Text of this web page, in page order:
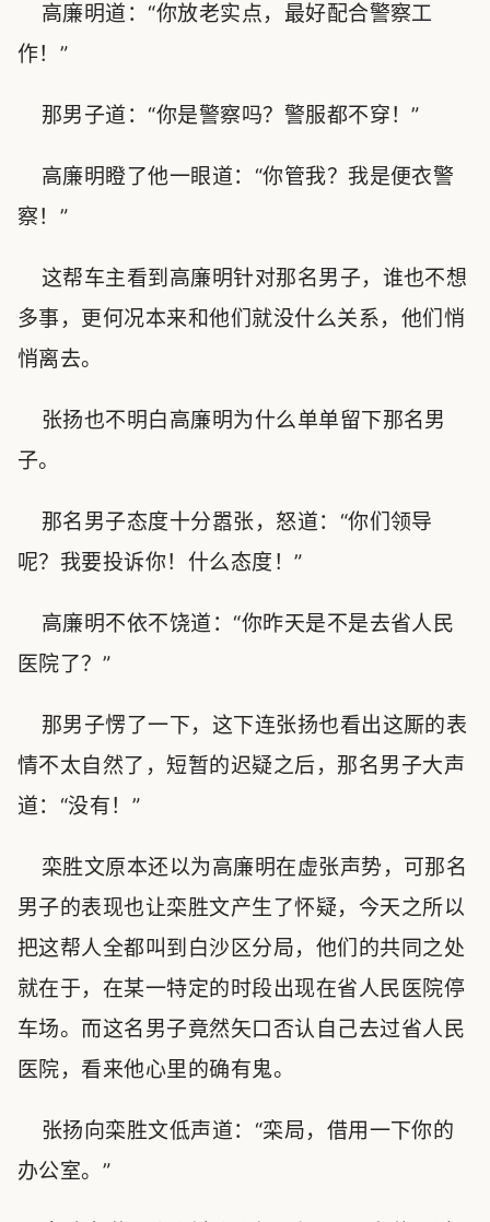
高廉明道：“你放老实点，最好配合警察工
作！”
那男子道：“你是警察吗？警服都不穿！”
高廉明瞪了他一眼道：“你管我？我是便衣警
察！”
这帮车主看到高廉明针对那名男子，谁也不想
多事，更何况本来和他们就没什么关系，他们悄
悄离去。
张扬也不明白高廉明为什么单单留下那名男
子。
那名男子态度十分嚣张，怒道：“你们领导
呢？我要投诉你！什么态度！”
高廉明不依不饶道：“你昨天是不是去省人民
医院了？”
那男子愣了一下，这下连张扬也看出这厮的表
情不太自然了，短暂的迟疑之后，那名男子大声
道：“没有！”
栾胜文原本还以为高廉明在虚张声势，可那名
男子的表现也让栾胜文产生了怀疑，今天之所以
把这帮人全都叫到白沙区分局，他们的共同之处
就在于，在某一特定的时段出现在省人民医院停
车场。而这名男子竟然矢口否认自己去过省人民
医院，看来他心里的确有鬼。
张扬向栾胜文低声道：“栾局，借用一下你的
办公室。”